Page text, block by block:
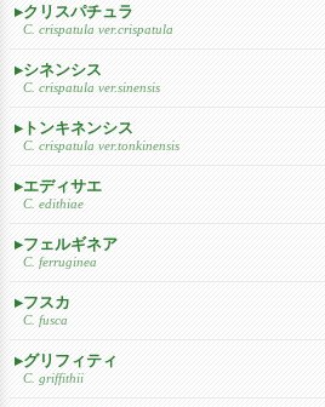
クリスパチュラ
C. crispatula ver.crispatula
シネンシス
C. crispatula ver.sinensis
トンキネンシス
C. crispatula ver.tonkinensis
エディサエ
C. edithiae
フェルギネア
C. ferruginea
フスカ
C. fusca
グリフィティ
C. griffithii